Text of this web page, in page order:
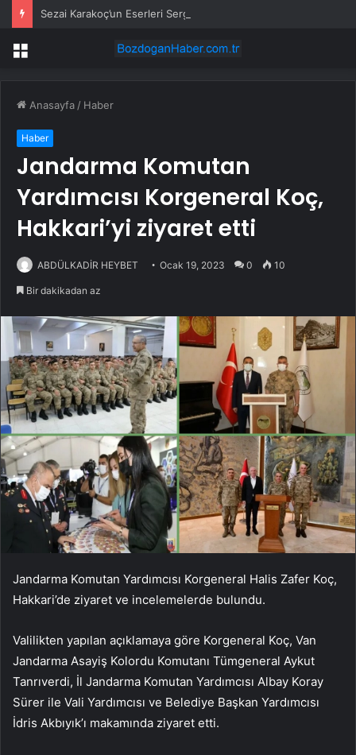
Sezai Karakoç’un Eserleri Sergilendi
Menü
Anasayfa / Haber
Haber
Jandarma Komutan
Yardımcısı Korgeneral Koç,
Hakkari’yi ziyaret etti
ABDÜLKADİR HEYBET Ocak 19, 2023 0 10
Bir dakikadan az
Jandarma Komutan Yardımcısı Korgeneral Halis Zafer Koç,
Hakkari’de ziyaret ve incelemelerde bulundu.
Valilikten yapılan açıklamaya göre Korgeneral Koç, Van
Jandarma Asayiş Kolordu Komutanı Tümgeneral Aykut
Tanrıverdi, İl Jandarma Komutan Yardımcısı Albay Koray
Sürer ile Vali Yardımcısı ve Belediye Başkan Yardımcısı
İdris Akbıyık’ı makamında ziyaret etti.